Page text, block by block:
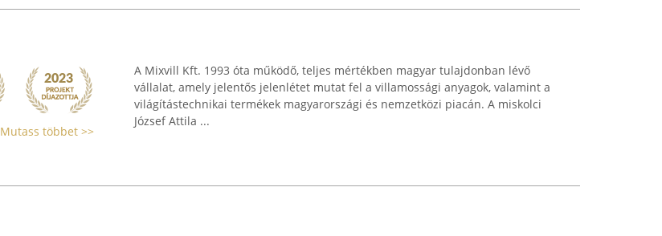
Mutass többet >>
A Mixvill Kft. 1993 óta működő, teljes mértékben magyar tulajdonban lévő
vállalat, amely jelentős jelenlétet mutat fel a villamossági anyagok, valamint a
világítástechnikai termékek magyarországi és nemzetközi piacán. A miskolci
József Attila ...